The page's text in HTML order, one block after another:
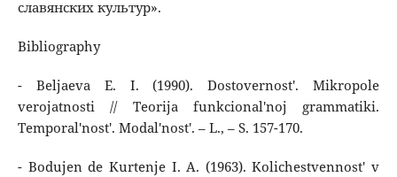
славянских культур».
Bibliography
- Beljaeva E. I. (1990). Dostovernost'. Mikropole
verojatnosti // Teorija funkcional'noj grammatiki.
Temporal'nost'. Modal'nost'. – L., – S. 157-170.
- Bodujen de Kurtenje I. A. (1963). Kolichestvennost' v